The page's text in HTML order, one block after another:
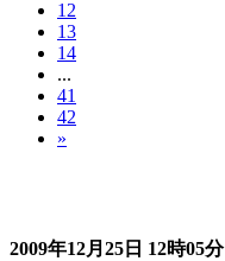
12
13
14
...
41
42
»
2009年12月25日 12時05分